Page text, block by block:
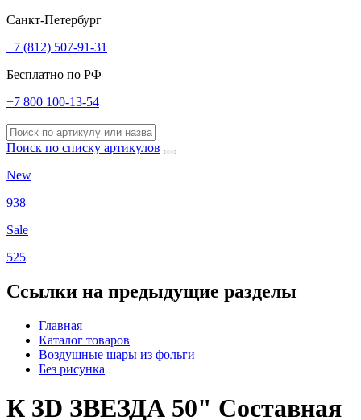
Санкт-Петербург
+7 (812) 507-91-31
Бесплатно по РФ
+7 800 100-13-54
Поиск по списку артикулов
New
938
Sale
525
Ссылки на предыдущие разделы
Главная
Каталог товаров
Воздушные шары из фольги
Без рисунка
К 3D ЗВЕЗДА 50" Составная